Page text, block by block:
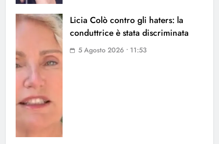
Licia Colò contro gli haters: la
conduttrice è stata discriminata
5 Agosto 2026 • 11:53